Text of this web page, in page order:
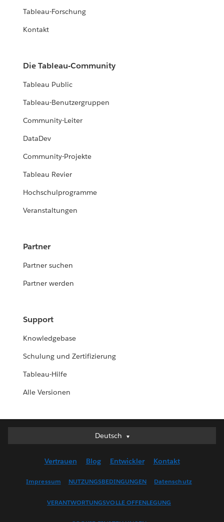
Tableau-Forschung
Kontakt
Die Tableau-Community
Tableau Public
Tableau-Benutzergruppen
Community-Leiter
DataDev
Community-Projekte
Tableau Revier
Hochschulprogramme
Veranstaltungen
Partner
Partner suchen
Partner werden
Support
Knowledgebase
Schulung und Zertifizierung
Tableau-Hilfe
Alle Versionen
Deutsch
Deutsch
English (US)
Français (France)
Vertrauen Blog Entwickler Kontakt
Impressum NUTZUNGSBEDINGUNGEN Datenschutz
VERANTWORTUNGSVOLLE OFFENLEGUNG